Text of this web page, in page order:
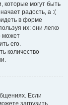
которые могут быть
радость, а :(
в форме
их: они легко
может
его.
количество
Если
загрузить